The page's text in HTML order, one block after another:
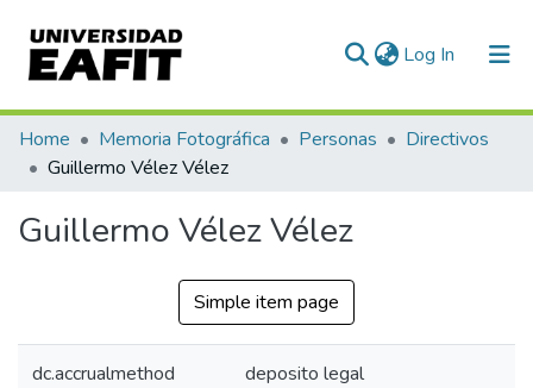
Log In (current)
Communities & Collections
All of DSpace
Statistics
Home Memoria Fotográfica Personas
Directivos
Guillermo Vélez Vélez
Guillermo Vélez Vélez
Simple item page
dc.accrualmethod deposito legal